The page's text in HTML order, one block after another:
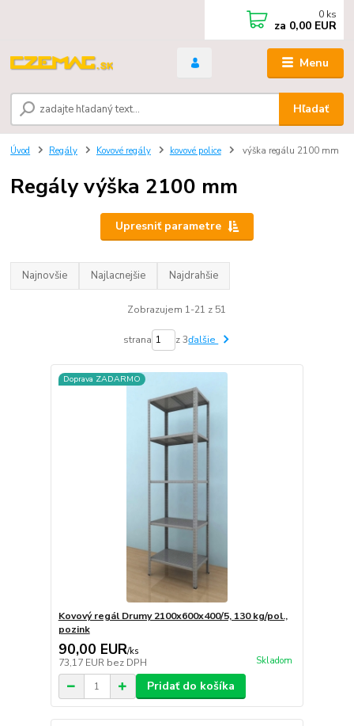
Menu
Hľadať
0 ks
za 0,00 EUR
Úvod Regály Kovové regály kovové police výška regálu 2100 mm
Regály výška 2100 mm
Upresniť parametre
Najnovšie Najlacnejšie Najdrahšie
Zobrazujem 1-21 z 51
strana z 3ďalšie
Doprava ZADARMO
Kovový regál Drumy 2100x600x400/5, 130 kg/pol.,
pozink
90,00 EUR/ks
73,17 EUR bez DPH Skladom
Pridať do košíka